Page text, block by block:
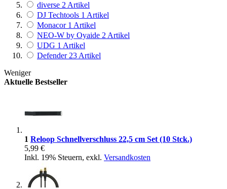
diverse 2 Artikel
DJ Techtools 1 Artikel
Monacor 1 Artikel
NEO-W by Oyaide 2 Artikel
UDG 1 Artikel
Defender 23 Artikel
Weniger
Aktuelle Bestseller
1 Reloop Schnellverschluss 22,5 cm Set (10 Stck.)
5,99 €
Inkl. 19% Steuern, exkl. Versandkosten